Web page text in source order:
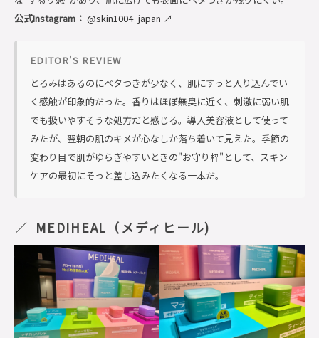
公式Instagram： @skin1004_japan ↗
EDITOR'S REVIEW
とろみはあるのにベタつきが少なく、肌にすっと入り込んでい
く感触が印象的だった。香りはほぼ無臭に近く、刺激に弱い肌
でも扱いやすそうな処方だと感じる。導入美容液として使って
みたが、翌朝の肌のキメが心なしか落ち着いて見えた。季節の
変わり目で肌がゆらぎやすいときの"お守り枠"として、スキン
ケアの最初にそっと差し込みたくなる一本だ。
MEDIHEAL（メディヒール)